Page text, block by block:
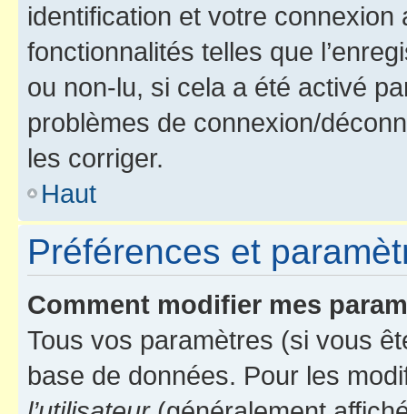
identification et votre
fonctionnalités telles que
ou non-lu, si cela a été activé
problèmes de connexion/
les corriger.
Haut
Préférences et
Comment modifier mes
Tous vos paramètres (si vous
base de données. Pour les